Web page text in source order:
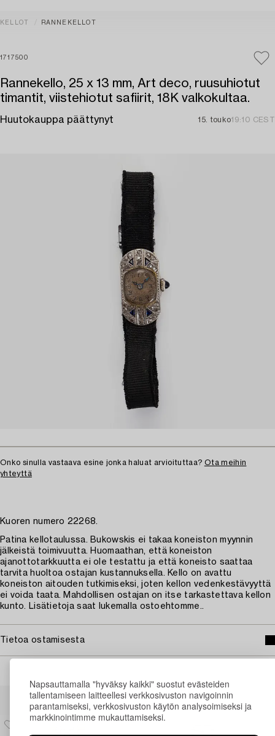
Napsauttamalla "hyväksy kaikki" suostut evästeiden
tallentamiseen laitteellesi verkkosivuston navigoinnin
parantamiseksi, verkkosivuston käytön analysoimiseksi ja
markkinointimme mukauttamiseksi.
KELLOT RANNEKELLOT
1717500
Rannekello, 25 x 13 mm, Art deco, ruusuhiotut
timantit, viistehiotut safiirit, 18K valkokultaa.
Huutokauppa päättynyt 15. touko19:10 CEST
Onko sinulla vastaava esine jonka haluat arvioituttaa? Ota meihin
yhteyttä
Kuoren numero 22268.
Patina kellotaulussa. Bukowskis ei takaa koneiston myynnin
jälkeistä toimivuutta. Huomaathan, että koneiston
ajanottotarkkuutta ei ole testattu ja että koneisto saattaa
tarvita huoltoa ostajan kustannuksella. Kello on avattu
koneiston aitouden tutkimiseksi, joten kellon vedenkestävyyttä
ei voida taata. Mahdollisen ostajan on itse tarkastettava kellon
kunto. Lisätietoja saat lukemalla ostoehtomme..
Tietoa ostamisesta
Muiden katsomia kohteita